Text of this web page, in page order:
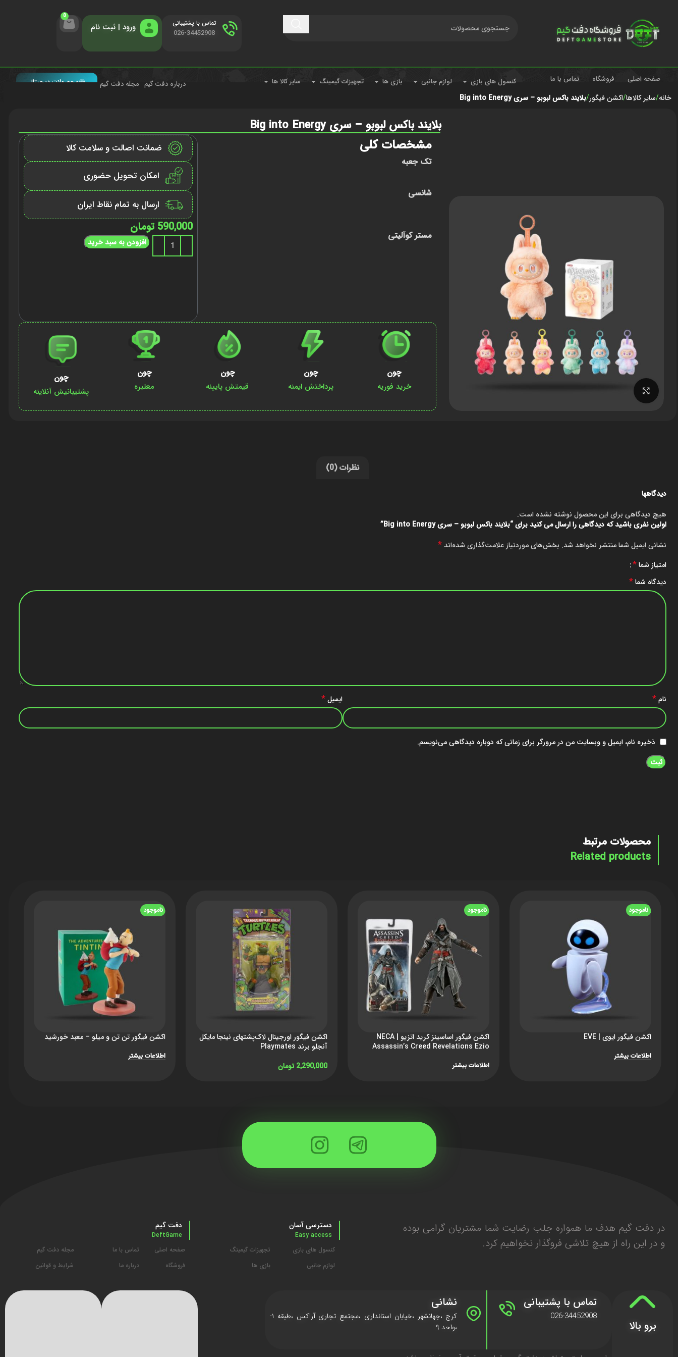
تماس با پشتیبانی
026-34452908 ورود | ثبت نام
0
صفحه اصلی فروشگاه تماس با ما کنسول های بازی لوازم جانبی بازی ها تجهیزات گیمینگ سایر کالا ها محصولات دیجیتال درباره دفت گیم مجله دفت گیم
خانه سایر کالاها اکشن فیگور بلایند باکس لبوبو – سری Big into Energy
بلایند باکس لبوبو – سری Big into Energy
مشخصات کلی
تک جعبه
شانسی
مستر کوآلیتی
ضمانت اصالت و سلامت کالا
امکان تحویل حضوری
ارسال به تمام نقاط ایران
590,000 تومان
افزودن به سبد خرید
چون
خرید فوریه
چون
پرداختش ایمنه
چون
قیمتش پایینه
چون
معتبره
چون
پشتیبانیش آنلاینه
نظرات (0)
دیدگاهها
هیچ دیدگاهی برای این محصول نوشته نشده است.
اولین نفری باشید که دیدگاهی را ارسال می کنید برای “بلایند باکس لبوبو – سری Big into Energy”
نشانی ایمیل شما منتشر نخواهد شد. بخش‌های موردنیاز علامت‌گذاری شده‌اند*
امتیاز شما*
دیدگاه شما*
نام* ایمیل*
ذخیره نام، ایمیل و وبسایت من در مرورگر برای زمانی که دوباره دیدگاهی می‌نویسم.
محصولات مرتبط
Related products
ناموجود
اکشن فیگور ایوی | EVE
اطلاعات بیشتر
ناموجود
اکشن فیگور اساسینز کرید اتزیو | NECA
Assassin’s Creed Revelations Ezio
اطلاعات بیشتر
اکشن فیگور اورجینال لاک‌پشتهای نینجا مایکل
آنجلو برند Playmates
2,290,000 تومان
ناموجود
اکشن فیگور تن تن و میلو – معبد خورشید
اطلاعات بیشتر
در دفت گیم هدف ما همواره جلب رضایت شما مشتریان گرامی بوده
و در این راه از هیچ تلاشی فروگذار نخواهیم کرد.
دسترسی آسان
Easy access
کنسول های بازی
لوازم جانبی
تجهیزات گیمینگ
بازی ها
دفت گیم
DeftGame
صفحه اصلی
فروشگاه
تماس با ما
درباره ما
مجله دفت گیم
شرایط و قوانین
برو بالا
تماس با پشتیبانی
026-34452908
نشانی
کرج ،جهانشهر ،خیابان استانداری ،مجتمع تجاری آراکس ،طبقه ۱-
،واحد ۹